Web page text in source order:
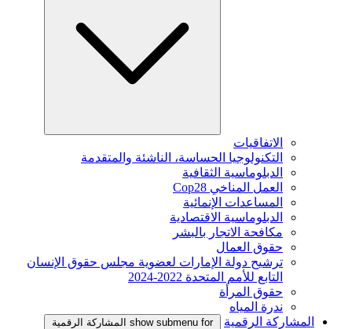
الاتفاقيات
التكنولوجيا الحساسة، الناشئة والمتقدمة
الدبلوماسية الثقافية
العمل المناخي Cop28
المساعدات الإنمائية
الدبلوماسية الاقتصادية
مكافحة الاتجار بالبشر
حقوق العمال
ترشيح دولة الإمارات لعضوية مجلس حقوق الإنسان
التابع للأمم المتحدة 2022-2024
حقوق المرأة
ندرة المياه
المشاركة الرقمية
show submenu for المشاركة الرقمية